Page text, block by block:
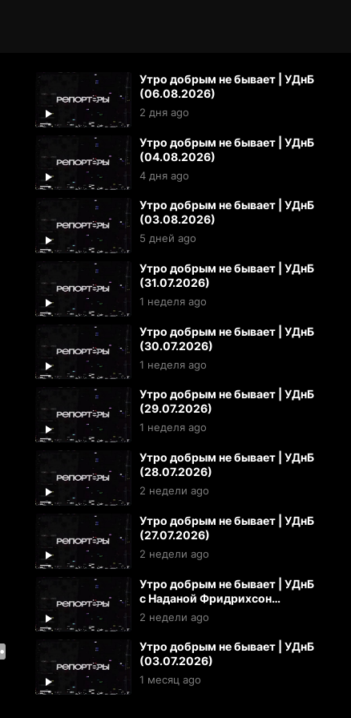
Утро добрым не бывает | УДнБ
(06.08.2026)
2 дня ago
Утро добрым не бывает | УДнБ
(04.08.2026)
4 дня ago
Утро добрым не бывает | УДнБ
(03.08.2026)
5 дней ago
Утро добрым не бывает | УДнБ
(31.07.2026)
1 неделя ago
Утро добрым не бывает | УДнБ
(30.07.2026)
1 неделя ago
Утро добрым не бывает | УДнБ
(29.07.2026)
1 неделя ago
Утро добрым не бывает | УДнБ
(28.07.2026)
2 недели ago
Утро добрым не бывает | УДнБ
(27.07.2026)
2 недели ago
Утро добрым не бывает | УДнБ
с Наданой Фридрихсон
(24.07.2026)
2 недели ago
Утро добрым не бывает | УДнБ
(03.07.2026)
1 месяц ago